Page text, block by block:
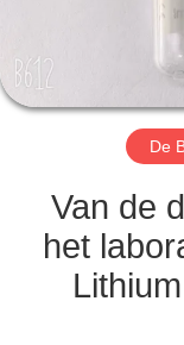
VERZOEK
EEN
CITAAT
De
Van de
het